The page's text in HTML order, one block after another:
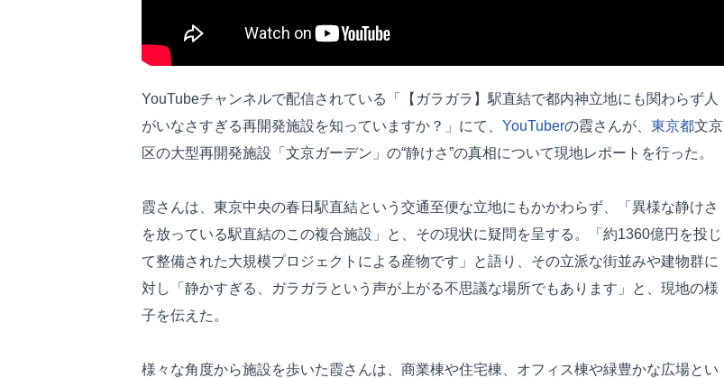
YouTubeチャンネルで配信されている「【ガラガラ】駅直結で都内神立地にも関わらず人
がいなさすぎる再開発施設を知っていますか？」にて、 YouTuberの霞さんが、 東京都文京
区の大型再開発施設「文京ガーデン」の“静けさ”の真相について現地レポートを行った。
霞さんは、東京中央の春日駅直結という交通至便な立地にもかかわらず、「異様な静けさ
を放っている駅直結のこの複合施設」と、その現状に疑問を呈する。「約1360億円を投じ
て整備された大規模プロジェクトによる産物です」と語り、その立派な街並みや建物群に
対し「静かすぎる、ガラガラという声が上がる不思議な場所でもあります」と、現地の様
子を伝えた。
様々な角度から施設を歩いた霞さんは、商業棟や住宅棟、オフィス棟や緑豊かな広場とい